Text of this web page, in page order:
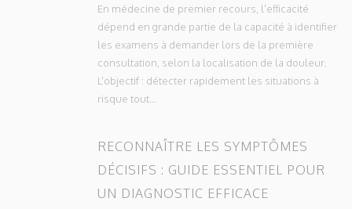
En médecine de premier recours, l'efficacité
dépend en grande partie de la capacité à identifier
les examens à demander lors de la première
consultation, selon la localisation de la douleur.
L’objectif : détecter rapidement les situations à
risque tout...
RECONNAÎTRE LES SYMPTÔMES
DÉCISIFS : GUIDE ESSENTIEL POUR
UN DIAGNOSTIC EFFICACE